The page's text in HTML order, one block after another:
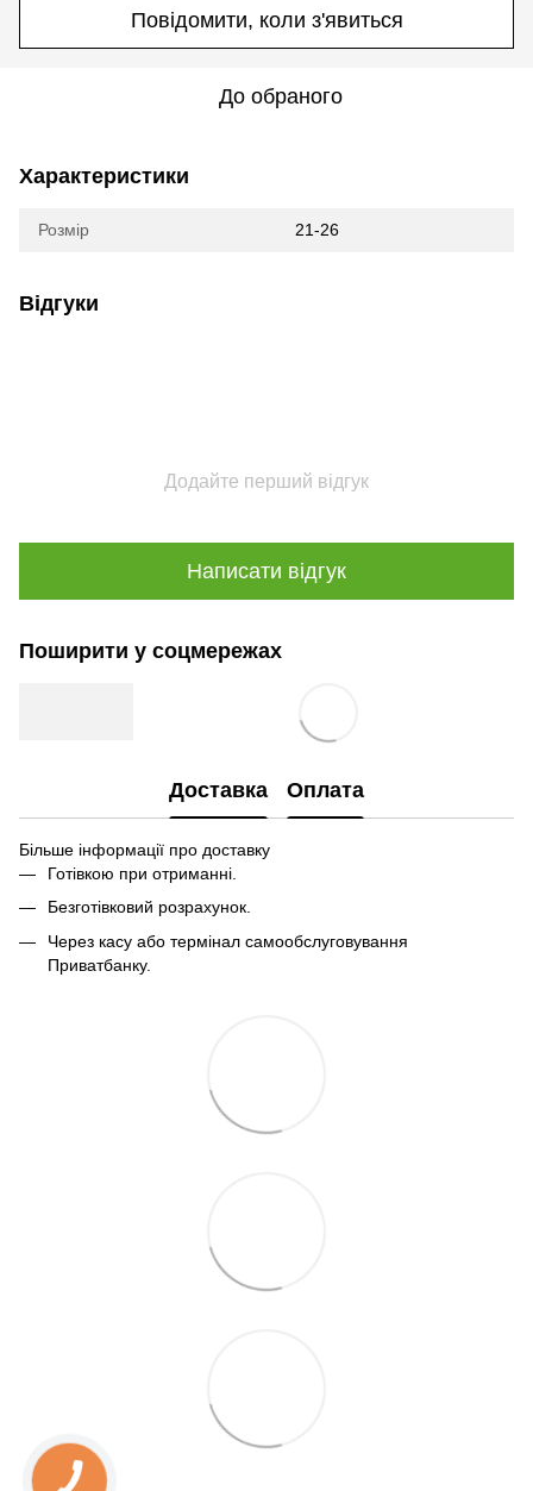
Повідомити, коли з'явиться
До обраного
Характеристики
Розмір 21-26
Відгуки
Додайте перший відгук
Написати відгук
Поширити у соцмережах
Доставка Оплата
Більше інформації про доставку
Готівкою при отриманні.
Безготівковий розрахунок.
Через касу або термінал самообслуговування
Приватбанку.